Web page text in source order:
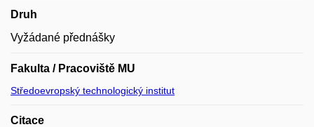
Druh
Vyžádané přednášky
Fakulta / Pracoviště MU
Středoevropský technologický institut
Citace